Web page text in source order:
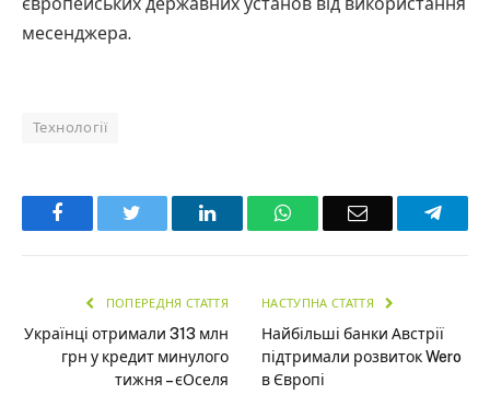
месенджера.
Технології
Facebook LinkedInWhatsAppEmail
ПОПЕРЕДНЯ СТАТТЯ
Українці отримали 313 млн
грн у кредит минулого
тижня – єОселя
НАСТУПНА СТАТТЯ
Найбільші банки Австрії
підтримали розвиток Wero
в Європі